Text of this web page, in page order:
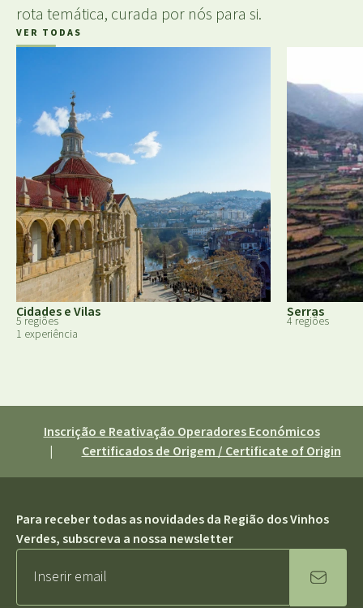
rota temática, curada por nós para si.
VER TODAS
Cidades e Vilas
5 regiões
1 experiência
Serras
4 regiões
Inscrição e Reativação Operadores Económicos
|
Certificados de Origem / Certificate of Origin
Para receber todas as novidades da Região dos Vinhos
Verdes, subscreva a nossa newsletter